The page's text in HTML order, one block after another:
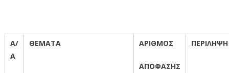
Α/
Α
ΘΕΜΑΤΑ ΑΡΙΘΜΟΣ
ΑΠΟΦΑΣΗΣ
ΠΕΡΙΛΗΨΗ